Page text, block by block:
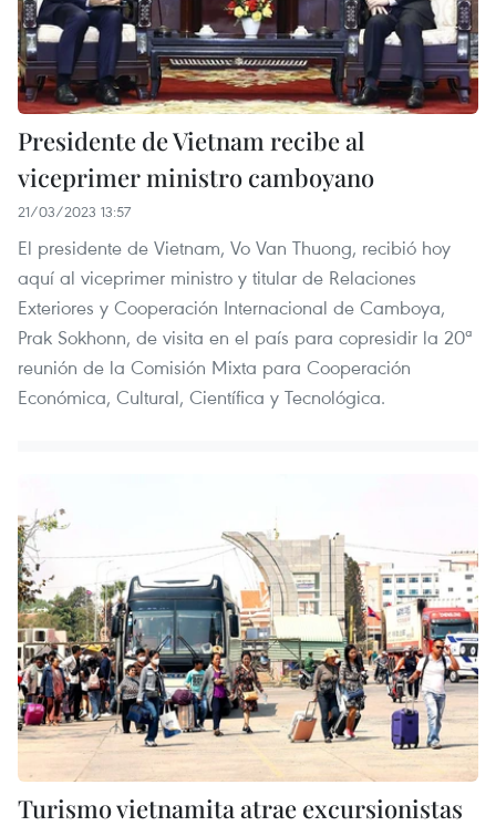
Presidente de Vietnam recibe al
viceprimer ministro camboyano
21/03/2023 13:57
El presidente de Vietnam, Vo Van Thuong, recibió hoy
aquí al viceprimer ministro y titular de Relaciones
Exteriores y Cooperación Internacional de Camboya,
Prak Sokhonn, de visita en el país para copresidir la 20ª
reunión de la Comisión Mixta para Cooperación
Económica, Cultural, Científica y Tecnológica.
Turismo vietnamita atrae excursionistas